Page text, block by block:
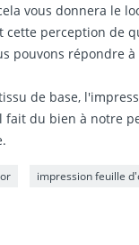
vous donnera le
cette perception de
pouvons répondre à
de base,
du bien à notre
impression feuille